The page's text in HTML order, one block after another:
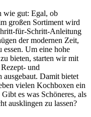
wie gut: Egal, ob
großen Sortiment wird
für-Schritt-Anleitung
der modernen Zeit,
essen. Um eine hohe
bieten, starten wir mit
und
Damit bietet
vielen Kochboxen ein
es was Schöneres, als
ausklingen zu lassen?